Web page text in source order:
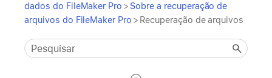
dados do FileMaker Pro > Sobre a recuperação de
arquivos do FileMaker Pro > Recuperação de arquivos